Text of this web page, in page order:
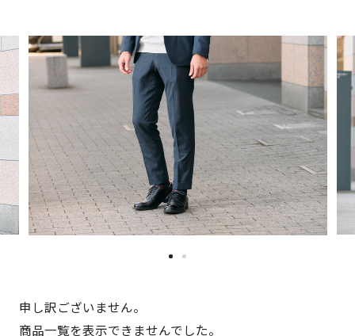
申し訳ございません。
商品一覧を表示できませんでした。